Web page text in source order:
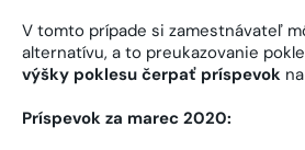
V tomto prípade si zamestnávateľ
alternatívu, a to preukazovanie
výšky poklesu čerpať príspevok
Príspevok za marec 2020: